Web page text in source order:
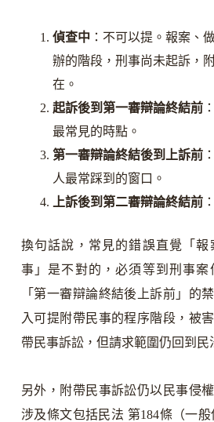
偵查中 ：不可以提。報案、
辦的階段，刑事尚未起訴，
在。
起訴後到第一審辯論終結前
最常見的時點。
第一審辯論終結後到上訴前
人最常踩到的窗口。
上訴後到第二審辯論終結前
換句話說，常見的錯誤直覺「報
事」是不對的，必須等到刑事案
「第一審辯論終結後上訴前」的
入可提附帶民事的程序階段，被
帶民事訴訟，但請求範圍仍回到民
另外，附帶民事訴訟仍以民事侵
涉及條文包括民法 第184條（一